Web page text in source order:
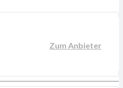
Zum Anbieter